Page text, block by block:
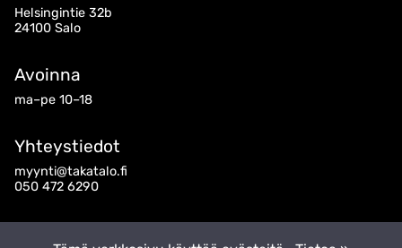
Helsingintie 32b
24100 Salo
Avoinna
ma–pe 10–18
Yhteystiedot
myynti@takatalo.fi
050 472 6290